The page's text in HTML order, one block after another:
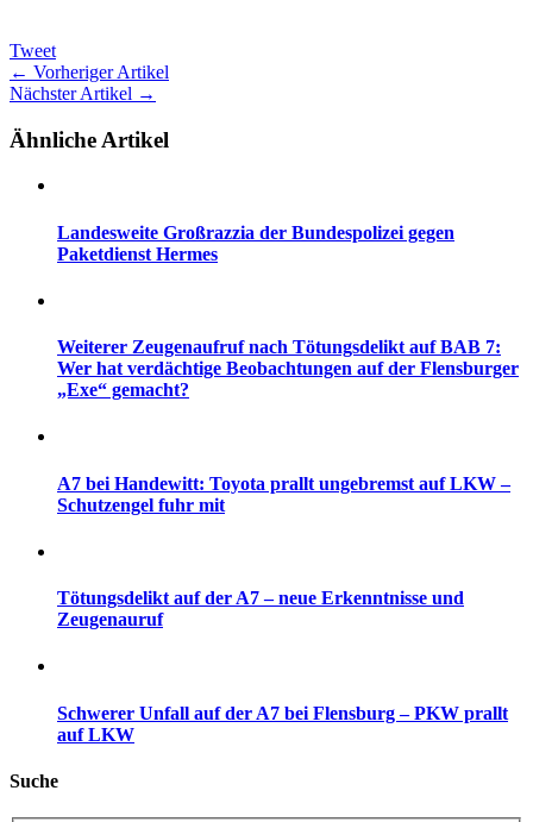
Tweet
← Vorheriger Artikel
Nächster Artikel →
Ähnliche Artikel
Landesweite Großrazzia der Bundespolizei gegen
Paketdienst Hermes
Weiterer Zeugenaufruf nach Tötungsdelikt auf BAB 7:
Wer hat verdächtige Beobachtungen auf der Flensburger
„Exe“ gemacht?
A7 bei Handewitt: Toyota prallt ungebremst auf LKW –
Schutzengel fuhr mit
Tötungsdelikt auf der A7 – neue Erkenntnisse und
Zeugenauruf
Schwerer Unfall auf der A7 bei Flensburg – PKW prallt
auf LKW
Suche